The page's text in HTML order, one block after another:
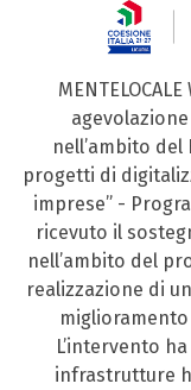
nell’ambito
progetti di
imprese” -
ricevuto il
nell’ambito del
realizzazione di
L’intervento
infrastrutture